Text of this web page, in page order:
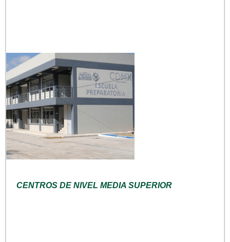
CENTROS DE NIVEL MEDIA SUPERIOR